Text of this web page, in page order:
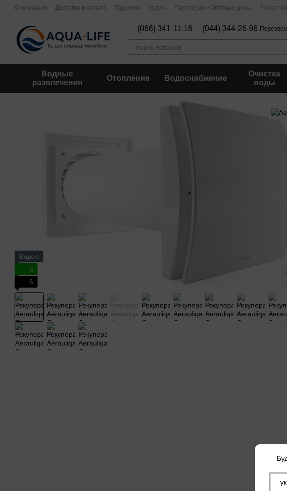
Перейти к основному контенту
О компании Доставка и оплата Гарантии Услуги Партнерам / Оптовые цены Расчет
(066) 341-11-16 (044) 344-26-96
Водные
развлечения
Отопление Водоснабжение
Очистка
воды
Видео
6
6